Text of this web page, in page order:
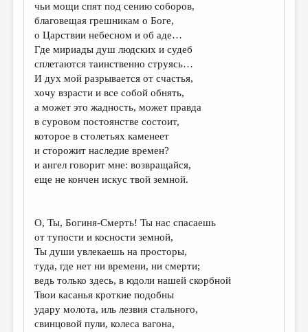
чьи мощи спят под сению соборов,
благовещая грешникам о Боге,
о Царствии небесном и об аде…
Где мириады душ людских и судеб
сплетаются таинственно струясь…
И дух мой разрывается от счастья,
хочу взрасти и все собой обнять,
а может это жадность, может правда
в суровом постоянстве состоит,
которое в столетьях каменеет
и сторожит наследие времен?
и ангел говорит мне: возвращайся,
еще не кончен искус твой земной.
О, Ты, Богиня-Смерть! Ты нас спасаешь
от тупости и косности земной,
Ты души увлекаешь на просторы,
туда, где нет ни времени, ни смерти;
ведь только здесь, в юдоли нашей скорбной
Твои касанья кроткие подобны
удару молота, иль лезвия стального,
свинцовой пули, колеса вагона,